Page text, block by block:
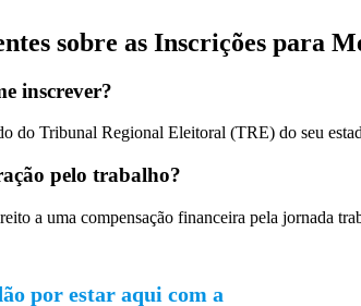
sobre as Inscrições para
inscrever?
do Tribunal Regional Eleitoral (TRE) do seu
pelo trabalho?
a uma compensação financeira pela jornada
por estar aqui com a